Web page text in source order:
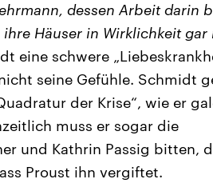
dessen Arbeit darin
Häuser in Wirklichkeit
eine schwere
seine Gefühle. Schmidt
der Krise“, wie er
muss er sogar die
und Kathrin Passig bitten,
Proust ihn vergiftet.